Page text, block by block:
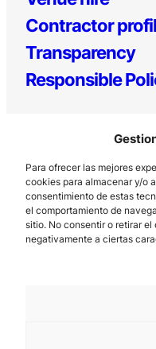
Para ofrecer las mejores
cookies para almacenar y/o
consentimiento de estas
el comportamiento de
sitio. No consentir o retirar
negativamente a ciertas
Contractor
Transparency
Responsible
Los Prados, 121 – 33203
985 185 577 –